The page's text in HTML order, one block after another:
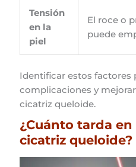
Tensión
en la
piel
El roce o
puede
Identificar estos factores
complicaciones y
cicatriz queloide.
¿Cuánto tarda
cicatriz queloide?